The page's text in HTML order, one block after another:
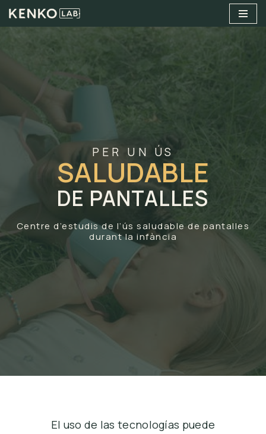
PER UN ÚS
SALUDABLE
DE PANTALLES
Centre d’estudis de l’ús saludable de pantalles
durant la infància
El uso de las tecnologías puede